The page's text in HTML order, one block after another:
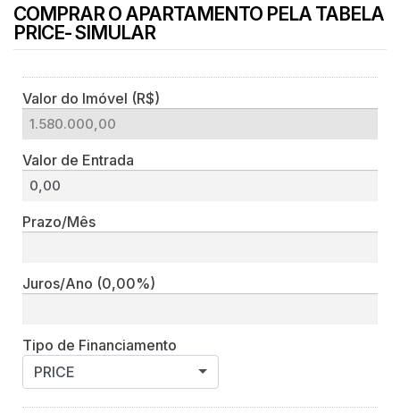
COMPRAR O APARTAMENTO PELA TABELA
PRICE- SIMULAR
Valor do Imóvel (R$)
Valor de Entrada
Prazo/Mês
Juros/Ano (0,00%)
Tipo de Financiamento
PRICE